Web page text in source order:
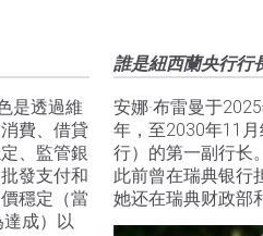
是透過維
費、借貸
、監管銀
發支付和
穩定（當
成）以
誰是紐西蘭央行行
安娜·布雷曼于
年，至2030年11
行）的第一副行长
此前曾在瑞典银行
她还在瑞典财政部